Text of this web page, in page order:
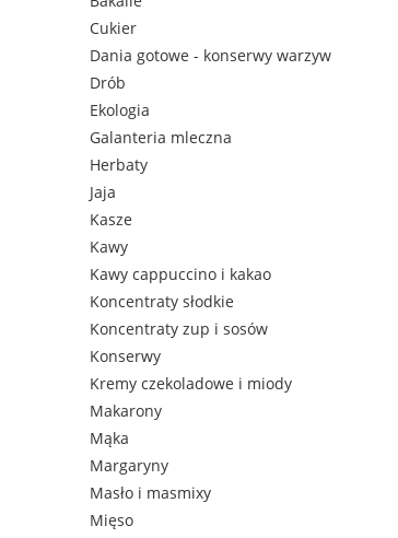
Cukier
Dania gotowe - konserwy warzyw
Drób
Ekologia
Galanteria mleczna
Herbaty
Jaja
Kasze
Kawy
Kawy cappuccino i kakao
Koncentraty słodkie
Koncentraty zup i sosów
Konserwy
Kremy czekoladowe i miody
Makarony
Mąka
Margaryny
Masło i masmixy
Mięso